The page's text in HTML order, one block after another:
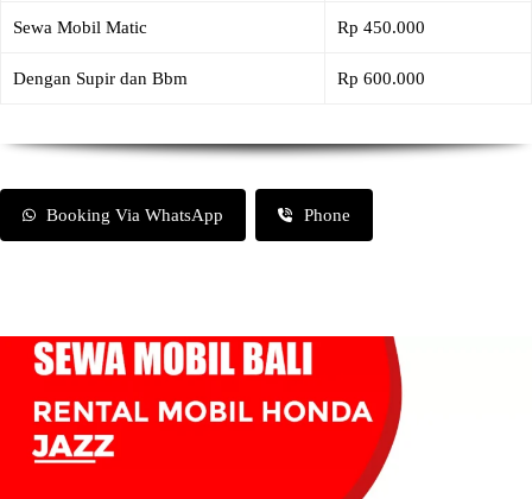
Sewa Mobil Matic Rp 450.000
Dengan Supir dan Bbm Rp 600.000
Booking Via WhatsApp Phone